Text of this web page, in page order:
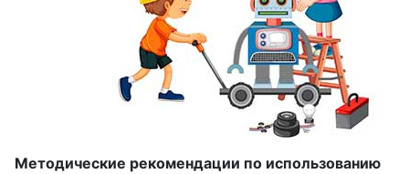
Методические рекомендации по использованию